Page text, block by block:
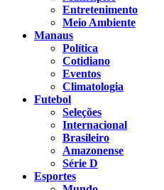
Entretenimento
Meio Ambiente
Manaus
Política
Cotidiano
Eventos
Climatologia
Futebol
Seleções
Internacional
Brasileiro
Amazonense
Série D
Esportes